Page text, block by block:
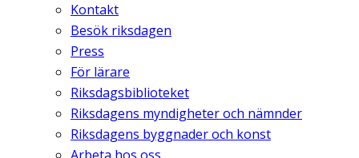
Kontakt
Besök riksdagen
Press
För lärare
Riksdagsbiblioteket
Riksdagens myndigheter och nämnder
Riksdagens byggnader och konst